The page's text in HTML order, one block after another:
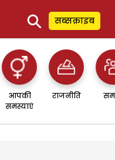
⚲ सब्सक्राइब
आपकी
समस्याएं
राजनीति